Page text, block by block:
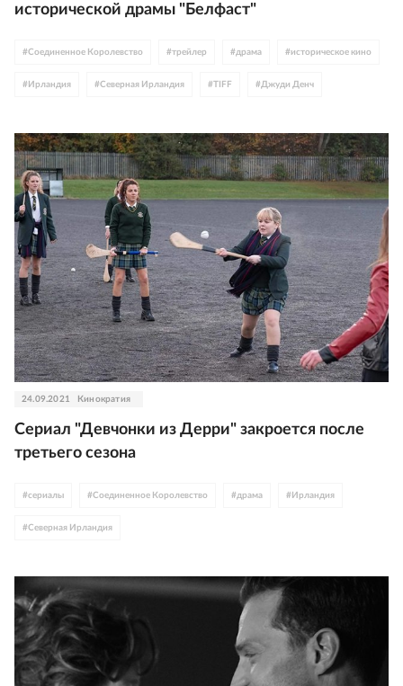
исторической драмы "Белфаст"
#Соединенное Королевство #трейлер # драма #историческое кино
# Ирландия #Северная Ирландия #TIFF # Джуди Денч
24.09.2021 Кинократия
Сериал "Девчонки из Дерри" закроется после
третьего сезона
#сериалы #Соединенное Королевство #драма # Ирландия
#Северная Ирландия